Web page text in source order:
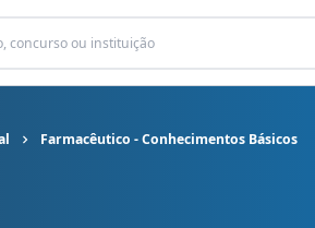
Farmacêutico - Conhecimentos Básicos